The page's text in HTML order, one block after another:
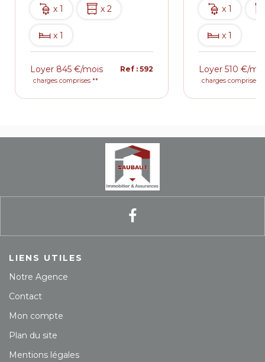
x 1 x 2
x 1
Loyer 845 €/mois
charges comprises **
Ref : 592
x 1
x 1
Loyer 510 €/
charges comprises
LIENS UTILES
Notre Agence
Contact
Mon compte
Plan du site
Mentions légales